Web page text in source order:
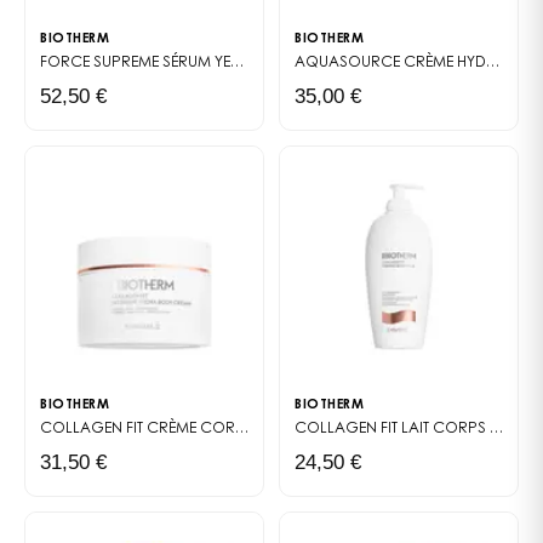
BIOTHERM
FORCE SUPREME SÉRUM YEUX ANTI-ÂGE POUR HOMME
52,50 €
BIOTHERM
AQUASOURCE CRÈME HYDRATANTE ET PROTECTRICE SPF30
35,00 €
BIOTHERM
COLLAGEN FIT CRÈME CORPS HYDRATANTE ET RAFFERMISSANTE
31,50 €
BIOTHERM
COLLAGEN FIT LAIT CORPS RAFFERMISSANT
24,50 €